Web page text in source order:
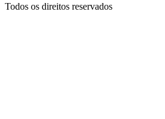
Todos os direitos reservados